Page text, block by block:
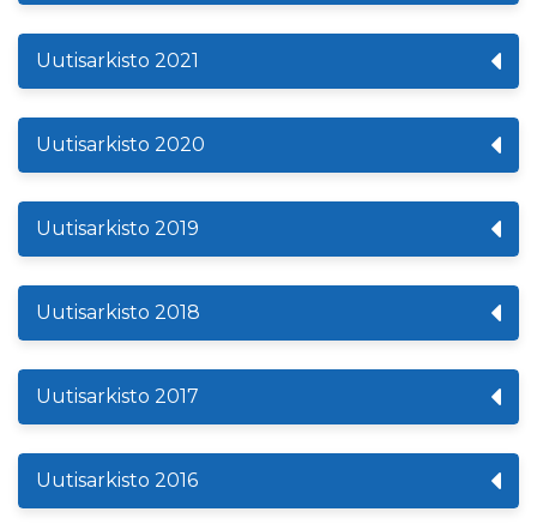
Uutisarkisto 2021
Uutisarkisto 2020
Uutisarkisto 2019
Uutisarkisto 2018
Uutisarkisto 2017
Uutisarkisto 2016